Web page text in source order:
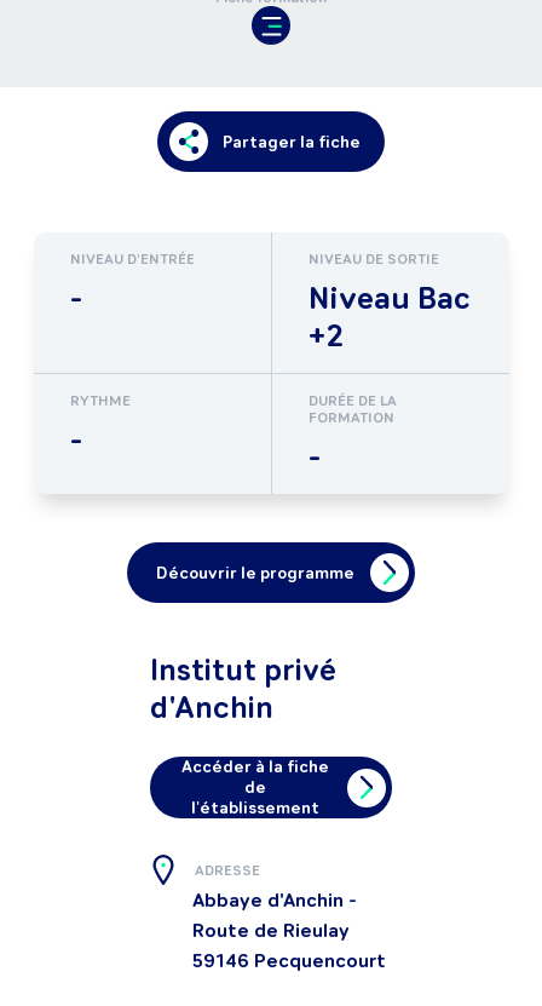
Partager la fiche
NIVEAU D'ENTRÉE
-
NIVEAU DE SORTIE
Niveau Bac
+2
RYTHME
-
DURÉE DE LA
FORMATION
-
Découvrir le programme
Institut privé
d'Anchin
Accéder à la fiche
de
l'établissement
ADRESSE
Abbaye d'Anchin -
Route de Rieulay
59146 Pecquencourt